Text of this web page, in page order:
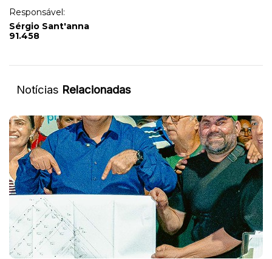
Responsável:
Sérgio Sant'anna
91.458
Notícias Relacionadas